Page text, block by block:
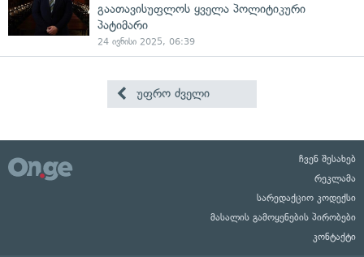
გაათავისუფლოს ყველა პოლიტიკური
პატიმარი
24 ივნისი 2025, 06:39
უფრო ძველი
ჩვენ შესახებ
რეკლამა
სარედაქციო კოდექსი
მასალის გამოყენების პირობები
კონტაქტი